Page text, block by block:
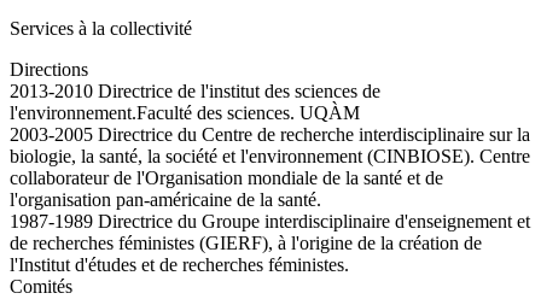
Services à la collectivité
Directions
2013-2010 Directrice de l'institut des sciences de
l'environnement.Faculté des sciences. UQÀM
2003-2005 Directrice du Centre de recherche interdisciplinaire sur la
biologie, la santé, la société et l'environnement (CINBIOSE). Centre
collaborateur de l'Organisation mondiale de la santé et de
l'organisation pan-américaine de la santé.
1987-1989 Directrice du Groupe interdisciplinaire d'enseignement et
de recherches féministes (GIERF), à l'origine de la création de
l'Institut d'études et de recherches féministes.
Comités